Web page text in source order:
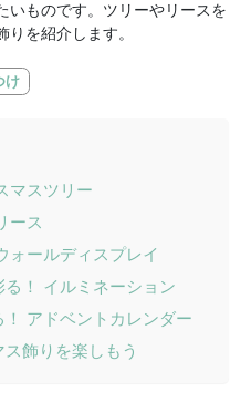
いものです。ツリーやリースを
を紹介します。
け
マスツリー
ース
ォールディスプレイ
！ イルミネーション
アドベントカレンダー
飾りを楽しもう